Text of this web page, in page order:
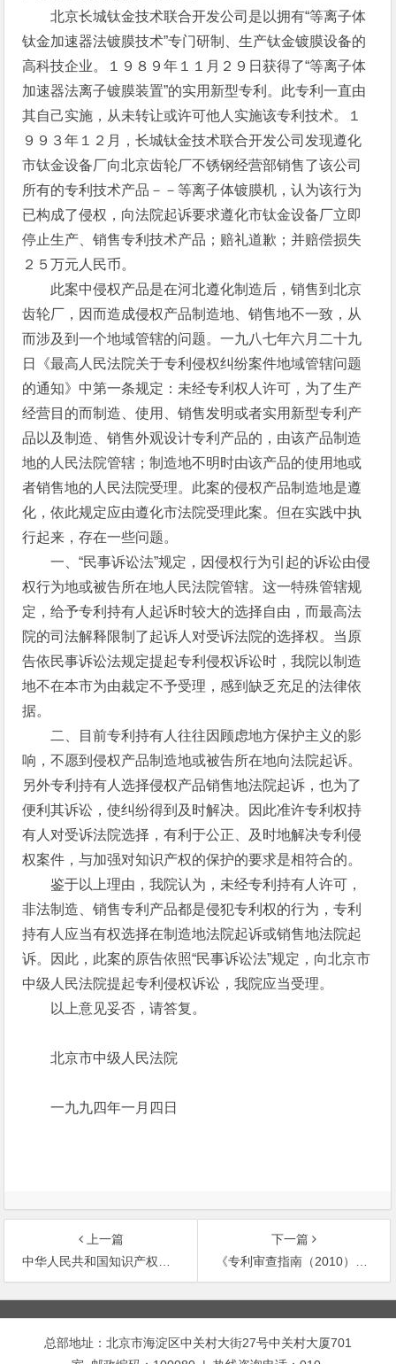
北京长城钛金技术联合开发公司是以拥有“等离子体
钛金加速器法镀膜技术”专门研制、生产钛金镀膜设备的
高科技企业。１９８９年１１月２９日获得了“等离子体
加速器法离子镀膜装置”的实用新型专利。此专利一直由
其自己实施，从未转让或许可他人实施该专利技术。１
９９３年１２月，长城钛金技术联合开发公司发现遵化
市钛金设备厂向北京齿轮厂不锈钢经营部销售了该公司
所有的专利技术产品－－等离子体镀膜机，认为该行为
已构成了侵权，向法院起诉要求遵化市钛金设备厂立即
停止生产、销售专利技术产品；赔礼道歉；并赔偿损失
２５万元人民币。
此案中侵权产品是在河北遵化制造后，销售到北京
齿轮厂，因而造成侵权产品制造地、销售地不一致，从
而涉及到一个地域管辖的问题。一九八七年六月二十九
日《最高人民法院关于专利侵权纠纷案件地域管辖问题
的通知》中第一条规定：未经专利权人许可，为了生产
经营目的而制造、使用、销售发明或者实用新型专利产
品以及制造、销售外观设计专利产品的，由该产品制造
地的人民法院管辖；制造地不明时由该产品的使用地或
者销售地的人民法院受理。此案的侵权产品制造地是遵
化，依此规定应由遵化市法院受理此案。但在实践中执
行起来，存在一些问题。
一、“民事诉讼法”规定，因侵权行为引起的诉讼由侵
权行为地或被告所在地人民法院管辖。这一特殊管辖规
定，给予专利持有人起诉时较大的选择自由，而最高法
院的司法解释限制了起诉人对受诉法院的选择权。当原
告依民事诉讼法规定提起专利侵权诉讼时，我院以制造
地不在本市为由裁定不予受理，感到缺乏充足的法律依
据。
二、目前专利持有人往往因顾虑地方保护主义的影
响，不愿到侵权产品制造地或被告所在地向法院起诉。
另外专利持有人选择侵权产品销售地法院起诉，也为了
便利其诉讼，使纠纷得到及时解决。因此准许专利权持
有人对受诉法院选择，有利于公正、及时地解决专利侵
权案件，与加强对知识产权的保护的要求是相符合的。
鉴于以上理由，我院认为，未经专利持有人许可，
非法制造、销售专利产品都是侵犯专利权的行为，专利
持有人应当有权选择在制造地法院起诉或销售地法院起
诉。因此，此案的原告依照“民事诉讼法”规定，向北京市
中级人民法院提起专利侵权诉讼，我院应当受理。
以上意见妥否，请答复。
北京市中级人民法院
一九九四年一月四日
上一篇
中华人民共和国知识产权行业标准—-专利信息统计数据项标准（第一部分）
下一篇
《专利审查指南（2010）》（第55号）
文
章
总部地址：北京市海淀区中关村大街27号中关村大厦701